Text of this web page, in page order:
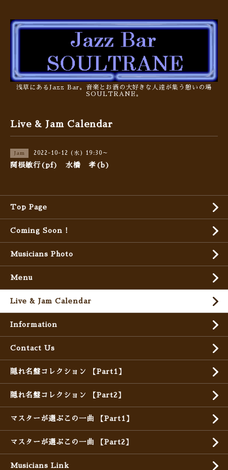
浅草にあるJazz Bar。音楽とお酒の大好きな人達が集う憩いの場
SOULTRANE。
Live & Jam Calendar
Jam 2022-10-12 (水) 19:30～
関根敏行(pf) 水橋 孝(b)
Top Page
Coming Soon !
Musicians Photo
Menu
Live & Jam Calendar
Information
Contact Us
隠れ名盤コレクション 【Part1】
隠れ名盤コレクション 【Part2】
マスターが選ぶこの一曲 【Part1】
マスターが選ぶこの一曲 【Part2】
Musicians Link